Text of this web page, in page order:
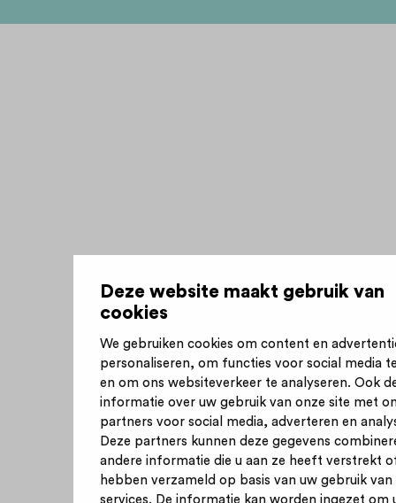
Deze website maakt gebruik van
cookies
We gebruiken cookies om content en
personaliseren, om functies voor social media
en om ons websiteverkeer te analyseren. Ook
informatie over uw gebruik van onze site met
partners voor social media, adverteren en
Deze partners kunnen deze gegevens
andere informatie die u aan ze heeft verstrekt
hebben verzameld op basis van uw gebruik van
services. De informatie kan worden ingezet om